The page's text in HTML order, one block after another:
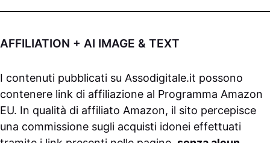
AFFILIATION + AI IMAGE & TEXT
I contenuti pubblicati su Assodigitale.it possono
contenere link di affiliazione al Programma Amazon
EU. In qualità di affiliato Amazon, il sito percepisce
una commissione sugli acquisti idonei effettuati